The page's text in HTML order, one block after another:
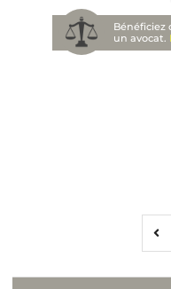
Bénéficiez
un avocat.